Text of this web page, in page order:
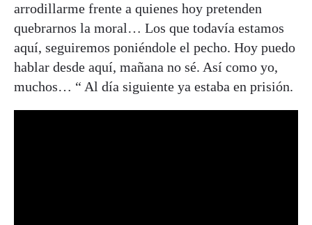
arrodillarme frente a quienes hoy pretenden
quebrarnos la moral… Los que todavía estamos
aquí, seguiremos poniéndole el pecho. Hoy puedo
hablar desde aquí, mañana no sé. Así como yo,
muchos… “ Al día siguiente ya estaba en prisión.